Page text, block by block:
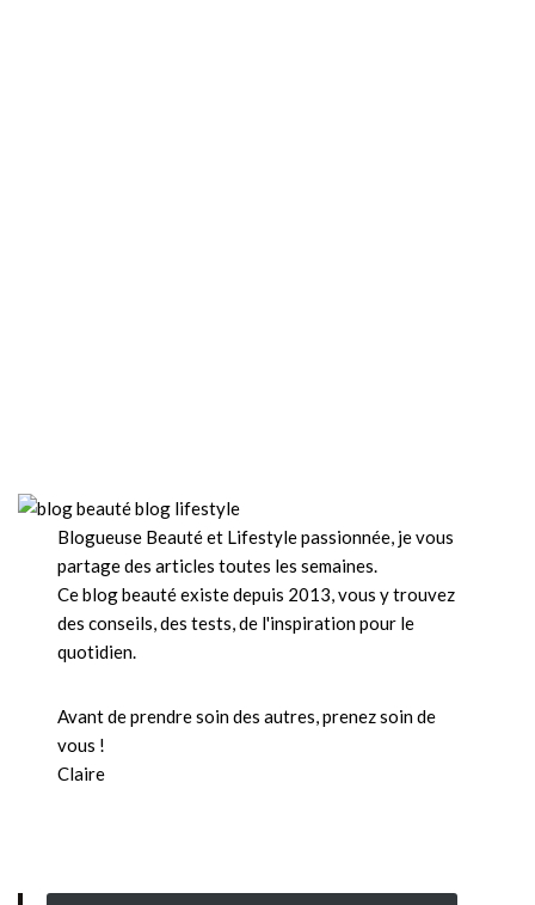
Blogueuse Beauté et Lifestyle passionnée, je vous
partage des articles toutes les semaines.
Ce blog beauté existe depuis 2013, vous y trouvez
des conseils, des tests, de l'inspiration pour le
quotidien.
Avant de prendre soin des autres, prenez soin de
vous !
Claire